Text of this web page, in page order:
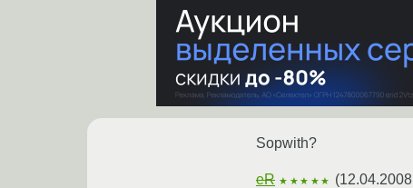
Sopwith?
eR ★★★★★ (